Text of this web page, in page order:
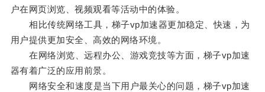
户在网页浏览、视频观看等活动中的体验。
相比传统网络工具，梯子vp加速器更加稳定、快速，为
用户提供更加安全、高效的网络环境。
在网络浏览、远程办公、游戏竞技等方面，梯子vp加速
器有着广泛的应用前景。
网络安全和速度是当下用户最关心的问题，梯子vp加速